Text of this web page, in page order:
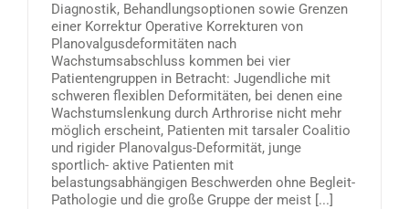
Diagnostik, Behandlungsoptionen sowie Grenzen
einer Korrektur Operative Korrekturen von
Planovalgusdeformitäten nach
Wachstumsabschluss kommen bei vier
Patientengruppen in Betracht: Jugendliche mit
schweren flexiblen Deformitäten, bei denen eine
Wachstumslenkung durch Arthrorise nicht mehr
möglich erscheint, Patienten mit tarsaler Coalitio
und rigider Planovalgus-Deformität, junge
sportlich- aktive Patienten mit
belastungsabhängigen Beschwerden ohne Begleit-
Pathologie und die große Gruppe der meist [...]